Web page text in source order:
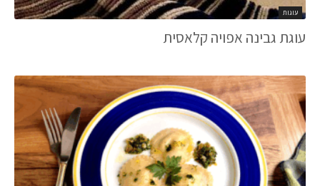
עוגות
עוגת גבינה אפויה קלאסית